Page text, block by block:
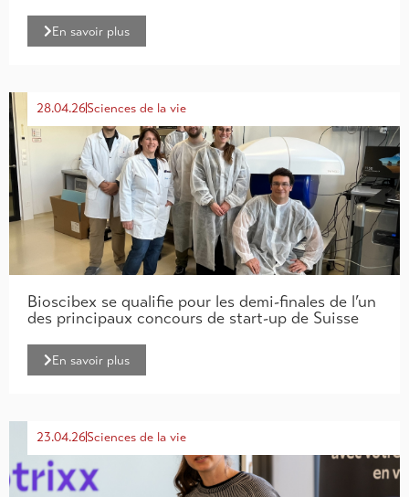
En savoir plus
28.04.26Sciences de la vie
Bioscibex se qualifie pour les demi-finales de l’un
des principaux concours de start-up de Suisse
En savoir plus
23.04.26Sciences de la vie